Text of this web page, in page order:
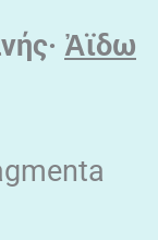
Ἀϊδω